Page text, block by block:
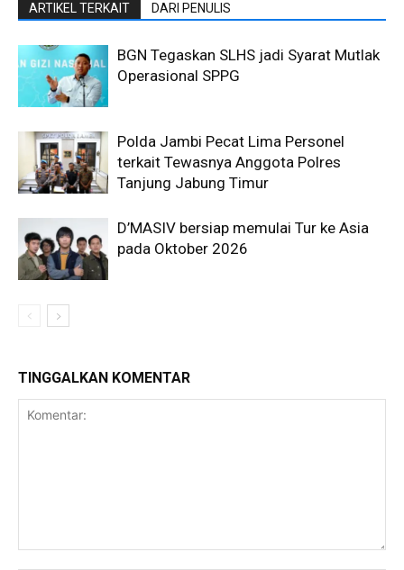
ARTIKEL TERKAIT DARI PENULIS
BGN Tegaskan SLHS jadi Syarat Mutlak
Operasional SPPG
Polda Jambi Pecat Lima Personel
terkait Tewasnya Anggota Polres
Tanjung Jabung Timur
D’MASIV bersiap memulai Tur ke Asia
pada Oktober 2026
TINGGALKAN KOMENTAR